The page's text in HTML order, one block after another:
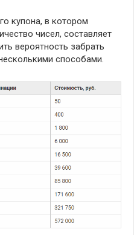
купона, в котором
чисел, составляет
вероятность забрать
способами.